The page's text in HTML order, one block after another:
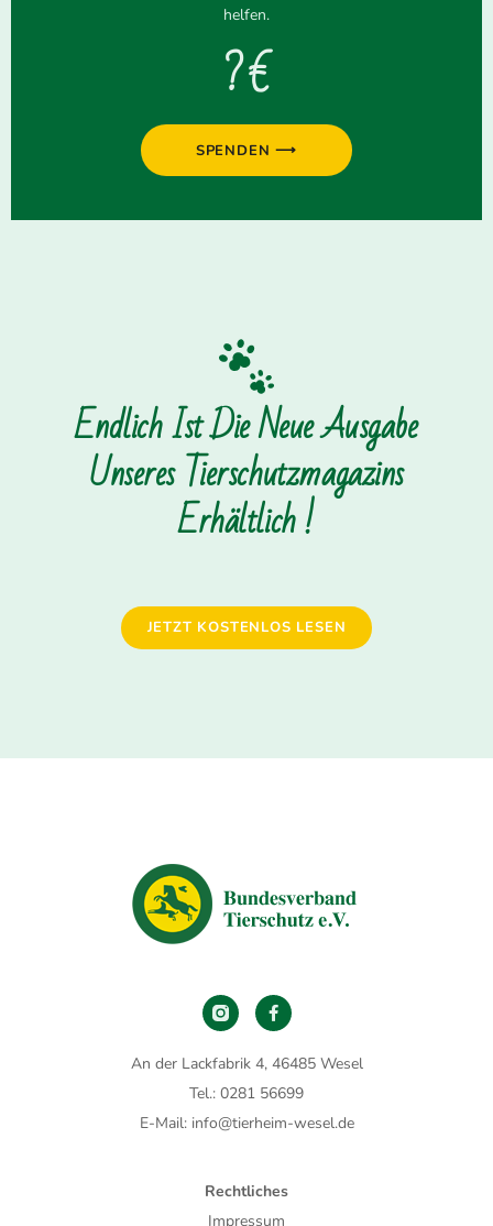
helfen.
? €
SPENDEN ⟶
Endlich Ist Die Neue Ausgabe
Unseres Tierschutzmagazins
Erhältlich !
JETZT KOSTENLOS LESEN
An der Lackfabrik 4, 46485 Wesel
Tel.: 0281 56699
E-Mail: info@tierheim-wesel.de
Rechtliches
Impressum